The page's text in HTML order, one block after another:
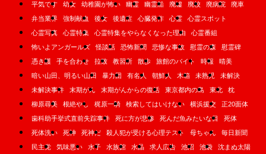
平気です
幼女 幼稚園が怖い 幽霊 幽霊船 廃墟 廃校 廃病院
廃車
弁当業界
強制献血 後女 後遺症 心臓発作 心霊
心霊スポット
心霊写真
心霊特集 心霊特集をやらなくなった理由
心霊番組
怖いよアンガールズ
怪談話 恐怖新聞 悲惨な事故 慰霊の森
慰霊碑
憑き護
手を合わせ 拉致 教習所 散歩 旅館のバイト 時報
晴美
暗い山田、明るい山田
暴力団 有名人 朝鮮人 木箱 未熟児
未解決
未解決事件
末期がん 末期がんからの復活 東京都内の島 東北
枕
柳原尋美
根絶やし 梶原一騎 検索してはいけない 横浜援交
正20面体
歯科助手挙式直前失踪事件
死に方が悲惨 死んだ魚みたいな目
死体
死体洗い
死神 死神だ 殺人犯が受ける心理テスト 母ちゃん
毎日新聞
民主党
気味悪い 水子 水族館 水晶 求人広告 池沼 池袋
沈まぬ太陽